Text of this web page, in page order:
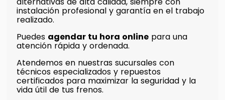
instalación profesional y garantía en el trabajo
realizado.
Puedes agendar tu hora online para una
atención rápida y ordenada.
Atendemos en nuestras sucursales con
técnicos especializados y repuestos
certificados para maximizar la seguridad y la
vida útil de tus frenos.